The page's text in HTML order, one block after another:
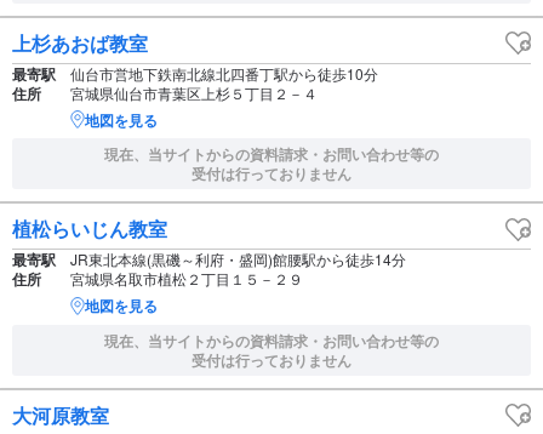
上杉あおば教室
最寄駅 仙台市営地下鉄南北線北四番丁駅から徒歩10分
住所 宮城県仙台市青葉区上杉５丁目２－４
地図を見る
現在、当サイトからの資料請求・お問い合わせ等の
受付は行っておりません
植松らいじん教室
最寄駅 JR東北本線(黒磯～利府・盛岡)館腰駅から徒歩14分
住所 宮城県名取市植松２丁目１５－２９
地図を見る
現在、当サイトからの資料請求・お問い合わせ等の
受付は行っておりません
大河原教室